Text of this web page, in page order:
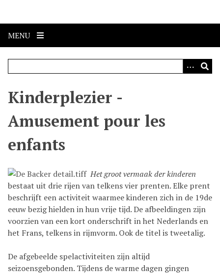
m
MENU
Kinderplezier -
Amusement pour les
enfants
Het groot vermaak der kinderen
bestaat uit drie rijen van telkens vier prenten. Elke prent
beschrijft een activiteit waarmee kinderen zich in de 19de
eeuw bezig hielden in hun vrije tijd. De afbeeldingen zijn
voorzien van een kort onderschrift in het Nederlands en
het Frans, telkens in rijmvorm. Ook de titel is tweetalig.
De afgebeelde spelactiviteiten zijn altijd
seizoensgebonden. Tijdens de warme dagen gingen